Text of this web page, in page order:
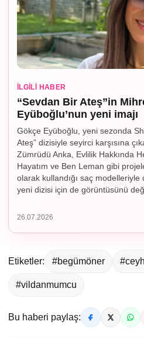
İLGILI HABER
“Sevdan Bir Ateş”in
Eyüboğlu’nun yeni imajı
Gökçe Eyüboğlu, yeni sezonda
Ateş” dizisiyle seyirci karşısına
Zümrüdü Anka, Evlilik Hakkında
Hayatım ve Ben Leman gibi
olarak kullandığı saç
yeni dizisi için de görüntüsünü
26.07.2026
Etiketler: #begümöner
#vildanmumcu
Bu haberi paylaş: